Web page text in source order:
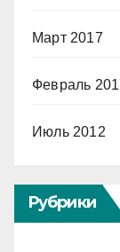
Март 2017
Февраль
Июль 2012
Рубрики